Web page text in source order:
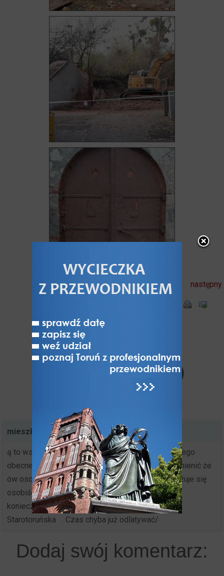
następny
Komentarze
użytkowników (1)
mieszkaniec torunia,2021-04-25 09:52:01
ą to wszystko za czasów miłościwie nam panującego
obecnego prezydenta miasta . trzeba jednak nadmienić że
ów osobnik bez reszty i cienia zażenowania angażuje się
osobiście w jedynie słuszne przedsięwzięcia nie
koniecznie , o wartości historycznej . Patrz ulica
Starotoruńska
. Czas chyba już odlatywać/
Dodaj swój komentarz: